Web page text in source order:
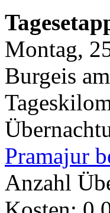
Montag,
Burgeis
Pramajur
Anzahl